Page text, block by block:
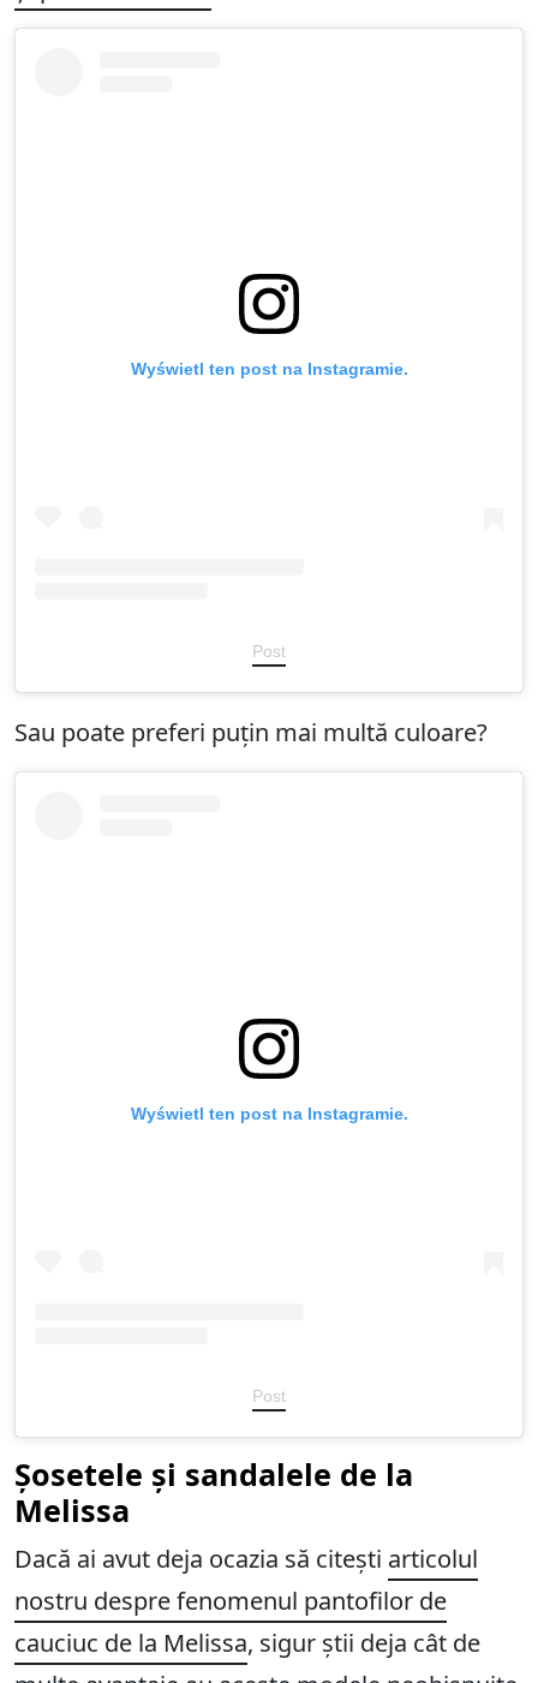
Wyświetl ten post na Instagramie.
Post
Sau poate preferi puțin mai multă culoare?
Wyświetl ten post na Instagramie.
Post
Șosetele și sandalele de la
Melissa
Dacă ai avut deja ocazia să citești articolul
nostru despre fenomenul pantofilor de
cauciuc de la Melissa, sigur știi deja cât de